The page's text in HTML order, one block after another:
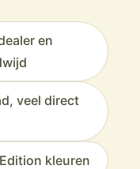
en
veel direct
kleuren